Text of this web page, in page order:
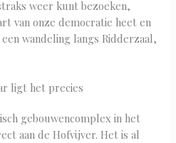
weer kunt bezoeken,
van onze democratie heet en
wandeling langs Ridderzaal,
ligt het precies
gebouwencomplex in het
aan de Hofvijver. Het is al